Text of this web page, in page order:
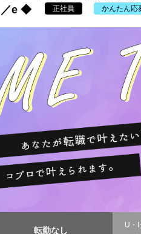
／e ◆
正社員 かんたん応
転勤なし
U・I